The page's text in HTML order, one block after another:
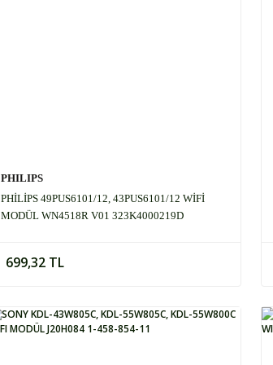
PHILIPS
PHİLİPS 49PUS6101/12, 43PUS6101/12 WİFİ
MODÜL WN4518R V01 323K4000219D
699,32 TL